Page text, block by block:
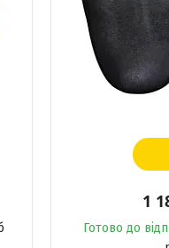
1
Готово до